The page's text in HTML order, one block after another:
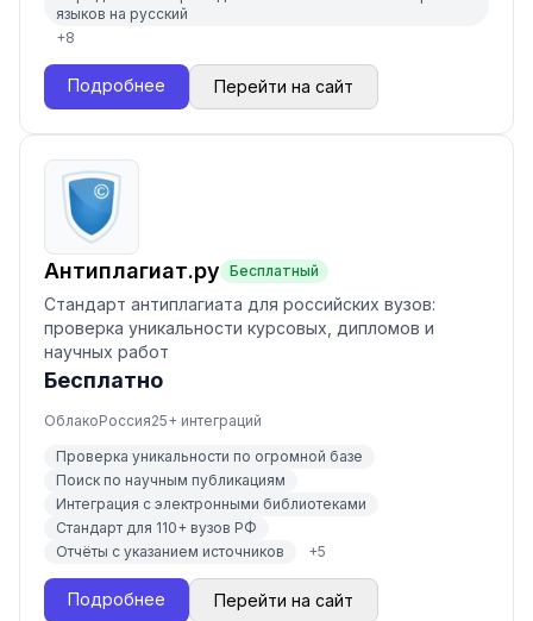
языков на русский
+8
Подробнее Перейти на сайт
Антиплагиат.ру Бесплатный
Стандарт антиплагиата для российских вузов:
проверка уникальности курсовых, дипломов и
научных работ
Бесплатно
ОблакоРоссия25+ интеграций
Проверка уникальности по огромной базе
Поиск по научным публикациям
Интеграция с электронными библиотеками
Стандарт для 110+ вузов РФ
Отчёты с указанием источников
+5
Подробнее Перейти на сайт